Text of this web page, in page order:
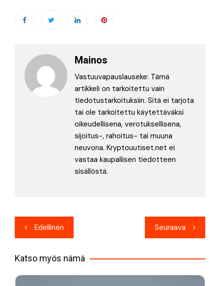
Mainos
Vastuuvapauslauseke: Tämä
artikkeli on tarkoitettu vain
tiedotustarkoituksiin. Sitä ei tarjota
tai ole tarkoitettu käytettäväksi
oikeudellisena, verotuksellisena,
sijoitus-, rahoitus- tai muuna
neuvona. Kryptouutiset.net ei
vastaa kaupallisen tiedotteen
sisällöstä.
Artikkelien
selaus
Edellinen Seuraava
Katso myös nämä